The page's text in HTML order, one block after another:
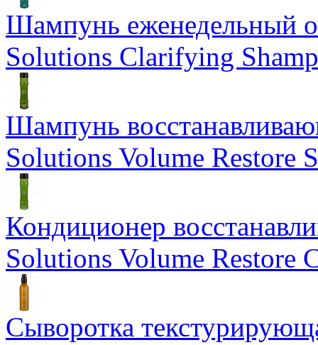
Шампунь еженедельный
Solutions Clarifying
Шампунь
Solutions Volume Restore
Кондиционер
Solutions Volume Restore
Сыворотка